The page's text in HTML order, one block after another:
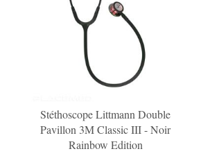
Stéthoscope Littmann Double
Pavillon 3M Classic III - Noir
Rainbow Edition